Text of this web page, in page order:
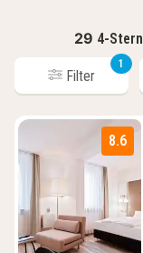
29 4-
Filter
1
8.6